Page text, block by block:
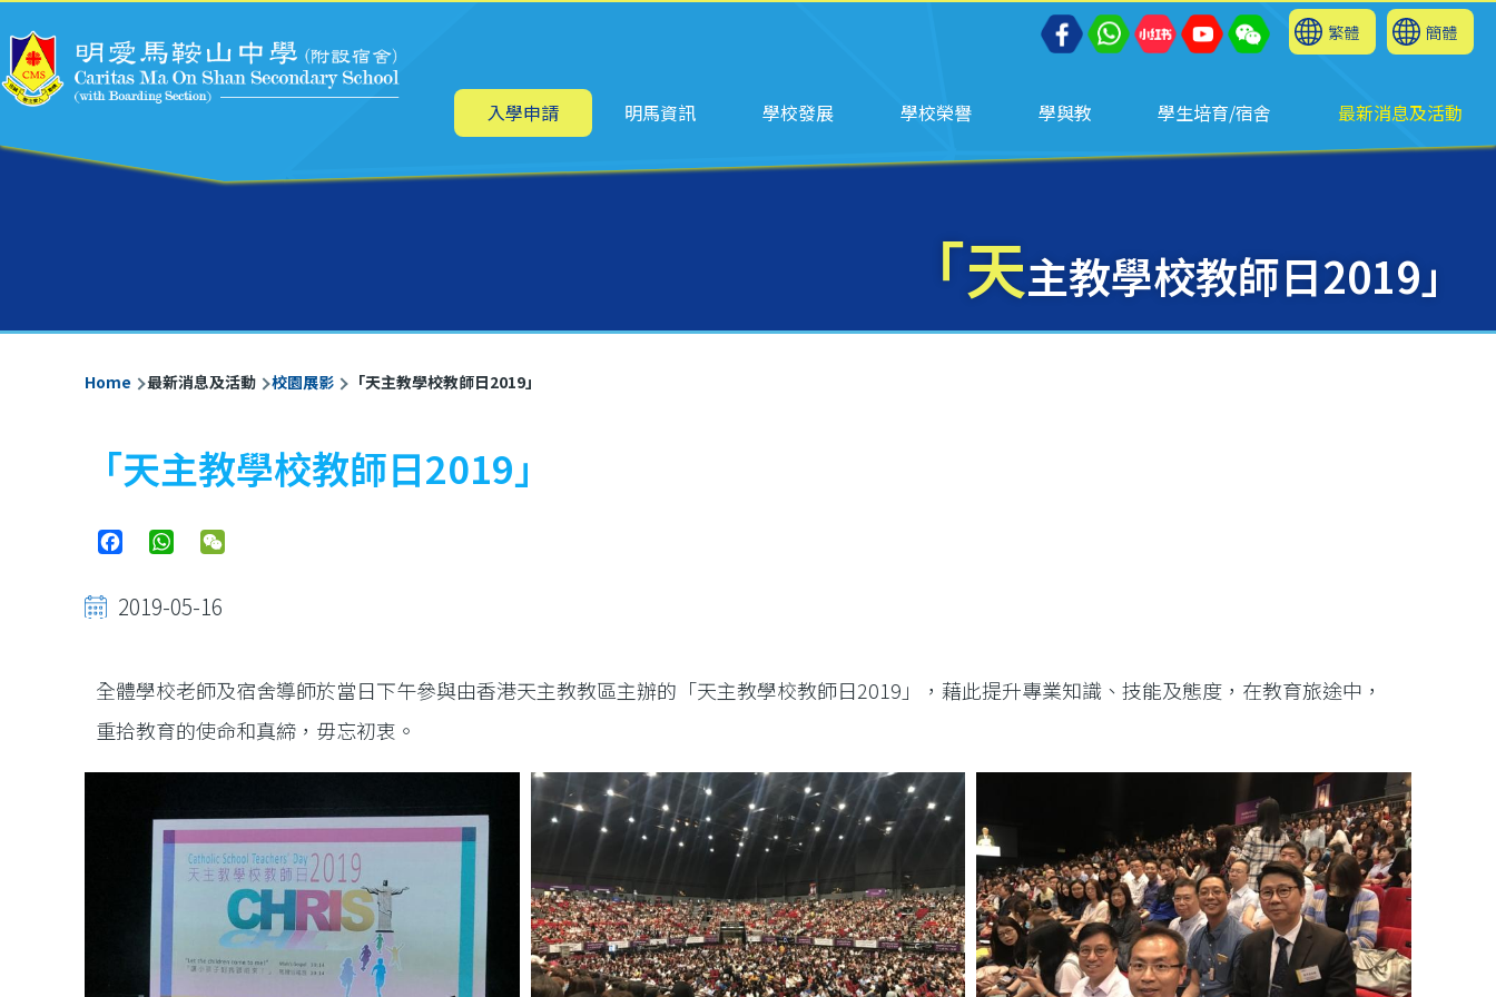
繁體 簡體
Main
入學申請 明馬資訊 學校發展 學校榮譽 學與教 學生培育/宿舍 最新消息及活動
「天主教學校教師日2019」
Breadcrumb
Home 最新消息及活動 校園展影 「天主教學校教師日2019」
「天主教學校教師日2019」
FacebookWhatsApp
2019-05-16
全體學校老師及宿舍導師於當日下午參與由香港天主教教區主辦的「天主教學校教師日2019」，藉此提升專業知識、技能及態度，在教育旅途中，
重拾教育的使命和真締，毋忘初衷。